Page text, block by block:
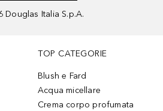
Douglas Italia S.p.A.
TOP CATEGORIE
Blush e Fard
Acqua micellare
Crema corpo profumata